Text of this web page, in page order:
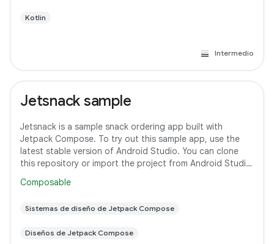
Kotlin
Intermedio
Jetsnack sample
Jetsnack is a sample snack ordering app built with
Jetpack Compose. To try out this sample app, use the
latest stable version of Android Studio. You can clone
this repository or import the project from Android Studio
Composable
Sistemas de diseño de Jetpack Compose
Diseños de Jetpack Compose